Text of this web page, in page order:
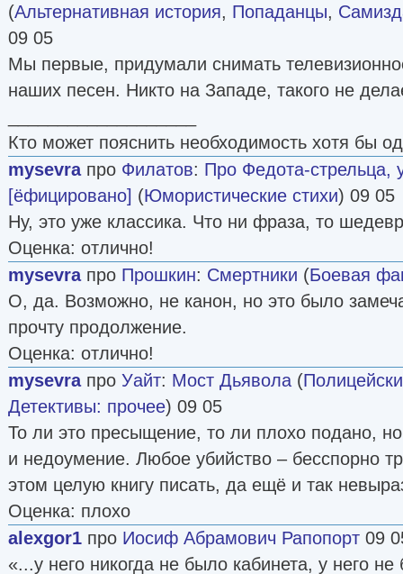
(Альтернативная история, Попаданцы,
09 05
Мы первые, придумали снимать
наших песен. Никто на Западе, такого не
Кто может пояснить необходимость хотя бы
mysevraпро Филатов: Про Федота-стрельца,
[ёфицировано] (Юмористические стихи) 09 05
Ну, это уже классика. Что ни фраза, то
Оценка: отлично!
mysevraпро Прошкин: Смертники (Боевая
О, да. Возможно, не канон, но это было
прочту продолжение.
Оценка: отлично!
mysevraпро Уайт: Мост Дьявола (
Детективы: прочее) 09 05
То ли это пресыщение, то ли плохо подано,
и недоумение. Любое убийство – бесспорно
этом целую книгу писать, да ещё и так
Оценка: плохо
alexgor1 про Иосиф Абрамович Рапопорт 09
«...у него никогда не было кабинета, у него